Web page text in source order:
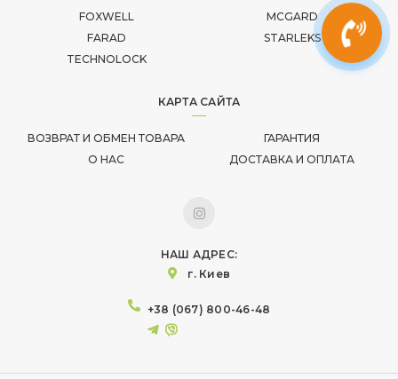
FOXWELL
MCGARD
FARAD
STARLEKS
TECHNOLOCK
КАРТА САЙТА
ВОЗВРАТ И ОБМЕН ТОВАРА
ГАРАНТИЯ
О НАС
ДОСТАВКА И ОПЛАТА
НАШ АДРЕС:
г. Киев
+38 (067) 800-46-48